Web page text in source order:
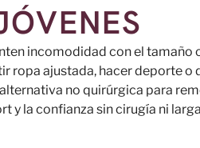
incomodidad con el tamaño
ropa ajustada, hacer deporte o
no quirúrgica para
y la confianza sin cirugía ni